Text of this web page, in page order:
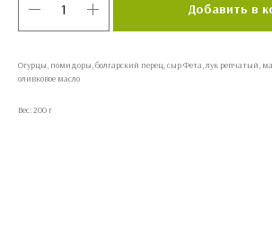
Добавить в
Огурцы, помидоры, болгарский перец, сыр Фета, лук репчатый,
оливковое масло
Вес: 200 г